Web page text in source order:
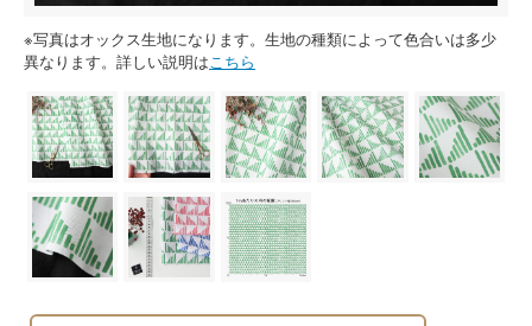
※写真はオックス生地になります。生地の種類によって色合いは多少
異なります。詳しい説明はこちら